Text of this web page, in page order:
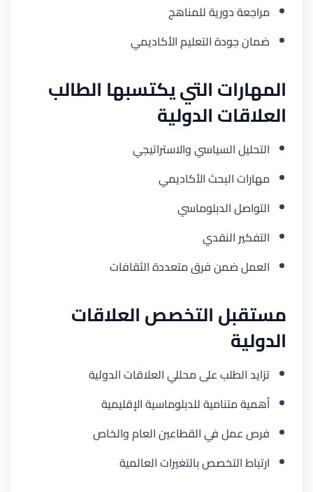
مراجعة دورية للمناهج
ضمان جودة التعليم الأكاديمي
المهارات التي يكتسبها الطالب
العلاقات الدولية
التحليل السياسي والاستراتيجي
مهارات البحث الأكاديمي
التواصل الدبلوماسي
التفكير النقدي
العمل ضمن فرق متعددة الثقافات
مستقبل التخصص العلاقات
الدولية
تزايد الطلب على محللي العلاقات الدولية
أهمية متنامية للدبلوماسية الإقليمية
فرص عمل في القطاعين العام والخاص
ارتباط التخصص بالتغيرات العالمية